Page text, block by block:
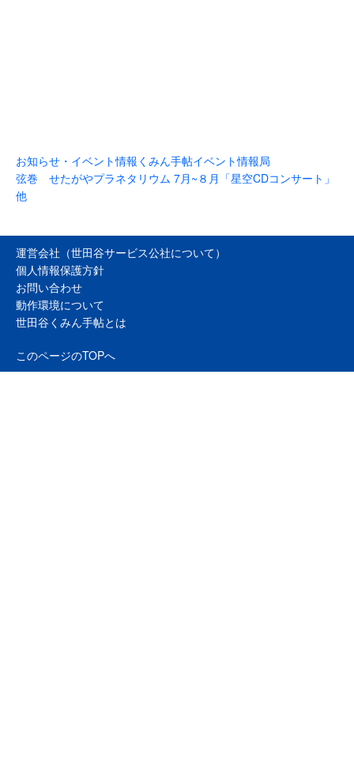
お知らせ・イベント情報 くみん手帖イベント情報局
弦巻 せたがやプラネタリウム 7月~８月「星空CDコンサート」
他
運営会社（世田谷サービス公社について）
個人情報保護方針
お問い合わせ
動作環境について
世田谷くみん手帖とは
このページのTOPへ